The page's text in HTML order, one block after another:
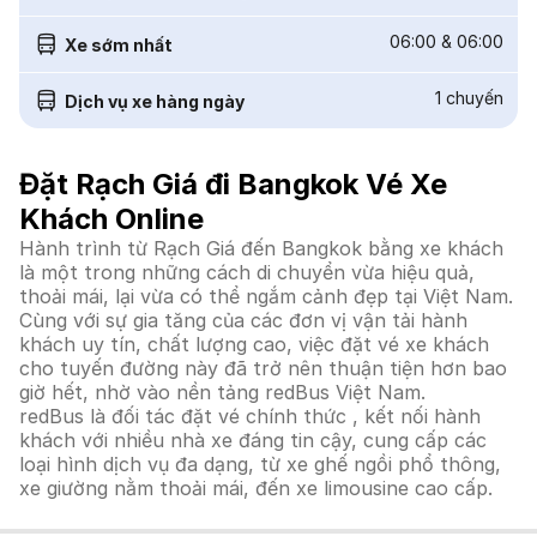
Xe sớm nhất 06:00 & 06:00
Dịch vụ xe hàng ngày 1 chuyến
Đặt Rạch Giá đi Bangkok Vé Xe
Khách Online
Hành trình từ Rạch Giá đến Bangkok bằng xe khách
là một trong những cách di chuyển vừa hiệu quả,
thoải mái, lại vừa có thể ngắm cảnh đẹp tại Việt Nam.
Cùng với sự gia tăng của các đơn vị vận tải hành
khách uy tín, chất lượng cao, việc đặt vé xe khách
cho tuyến đường này đã trở nên thuận tiện hơn bao
giờ hết, nhờ vào nền tảng redBus Việt Nam.
redBus là đối tác đặt vé chính thức , kết nối hành
khách với nhiều nhà xe đáng tin cậy, cung cấp các
loại hình dịch vụ đa dạng, từ xe ghế ngồi phổ thông,
xe giường nằm thoải mái, đến xe limousine cao cấp.